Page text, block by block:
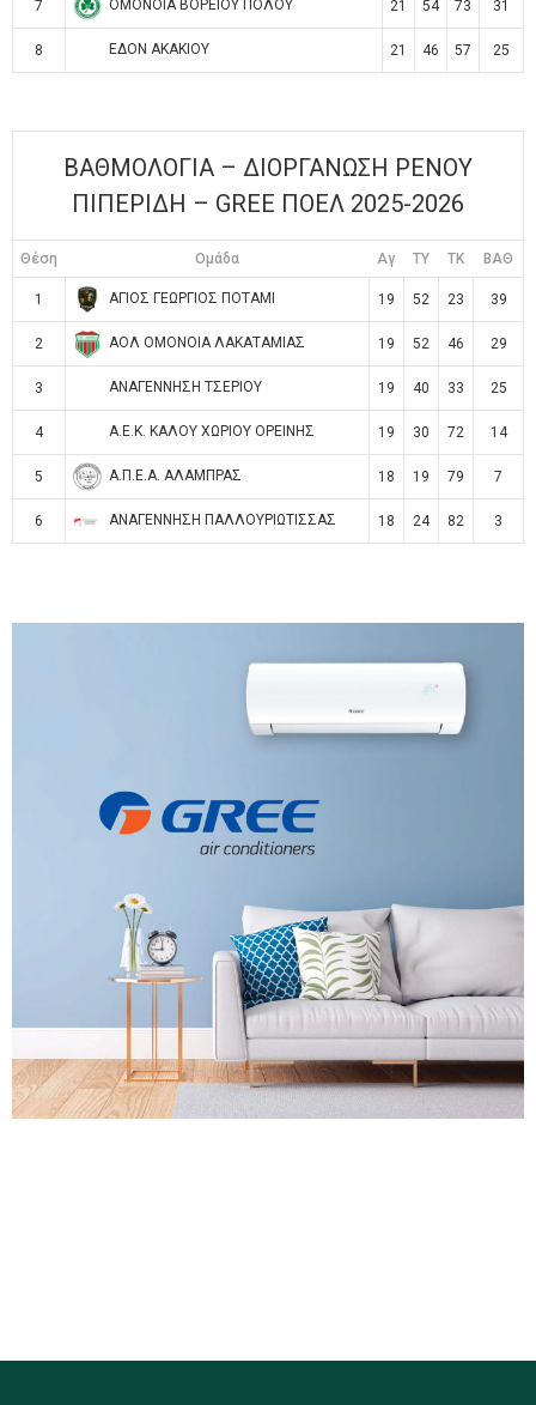
7 ΟΜΟΝΟΙΑ ΒΟΡΕΙΟΥ ΠΟΛΟΥ 21 54 73 31
8 ΕΔΟΝ ΑΚΑΚΙΟΥ 21 46 57 25
ΒΑΘΜΟΛΟΓΙΑ – ΔΙΟΡΓΑΝΩΣΗ ΡΕΝΟΥ
ΠΙΠΕΡΙΔΗ – GREE ΠΟΕΛ 2025-2026
Θέση Ομάδα Αγ TY TK ΒΑΘ
1 ΑΓΙΟΣ ΓΕΩΡΓΙΟΣ ΠΟΤΑΜΙ 19 52 23 39
2 ΑΟΛ ΟΜΟΝΟΙΑ ΛΑΚΑΤΑΜΙΑΣ 19 52 46 29
3 ΑΝΑΓΕΝΝΗΣΗ ΤΣΕΡΙΟΥ 19 40 33 25
4 Α.Ε.Κ. ΚΑΛΟΥ ΧΩΡΙΟΥ ΟΡΕΙΝΗΣ 19 30 72 14
5 Α.Π.Ε.Α. ΑΛΑΜΠΡΑΣ 18 19 79 7
6 ΑΝΑΓΕΝΝΗΣΗ ΠΑΛΛΟΥΡΙΩΤΙΣΣΑΣ 18 24 82 3